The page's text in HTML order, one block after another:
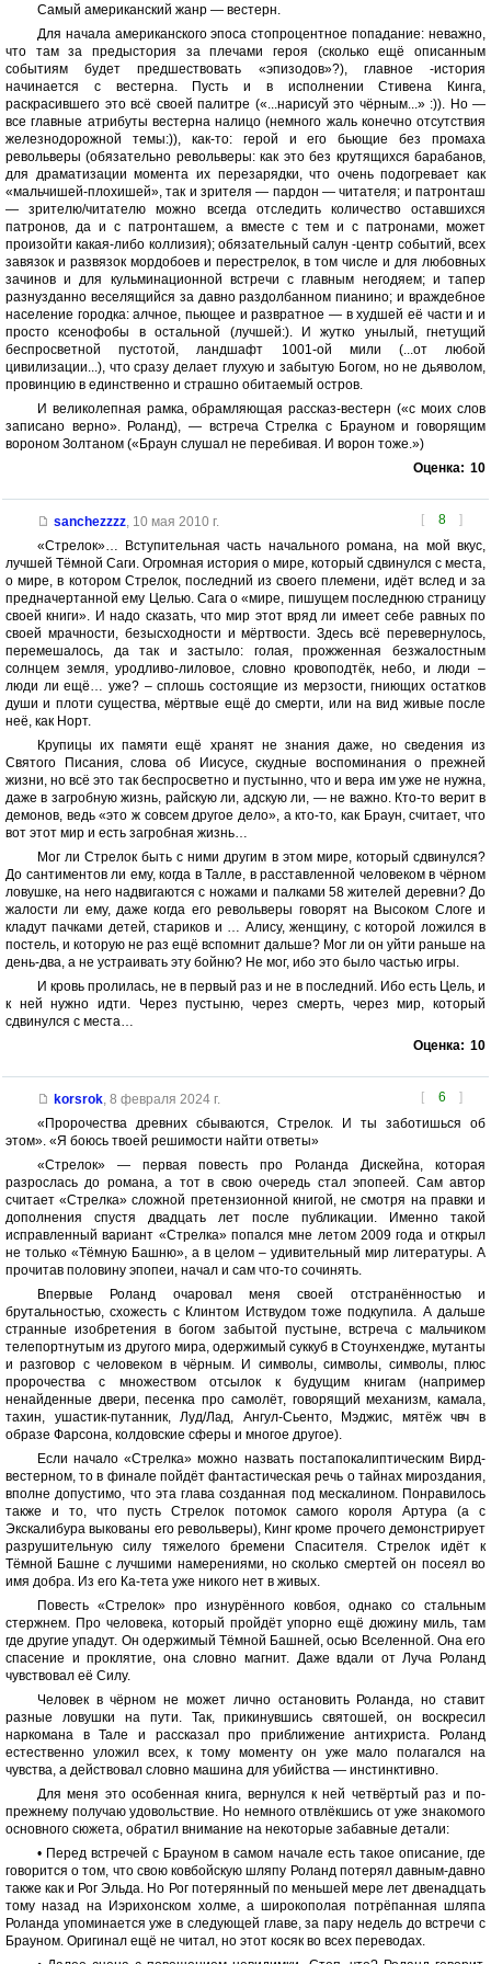
Самый американский жанр — вестерн.
Для начала американского эпоса стопроцентное попадание: неважно,
что там за предыстория за плечами героя (сколько ещё описанным
событиям будет предшествовать «эпизодов»?), главное -история
начинается с вестерна. Пусть и в исполнении Стивена Кинга,
раскрасившего это всё своей палитре («...нарисуй это чёрным...» :)). Но —
все главные атрибуты вестерна налицо (немного жаль конечно отсутствия
железнодорожной темы:)), как-то: герой и его бьющие без промаха
револьверы (обязательно револьверы: как это без крутящихся барабанов,
для драматизации момента их перезарядки, что очень подогревает как
«мальчишей-плохишей», так и зрителя — пардон — читателя; и патронташ
— зрителю/читателю можно всегда отследить количество оставшихся
патронов, да и с патронташем, а вместе с тем и с патронами, может
произойти какая-либо коллизия); обязательный салун -центр событий, всех
завязок и развязок мордобоев и перестрелок, в том числе и для любовных
зачинов и для кульминационной встречи с главным негодяем; и тапер
разнузданно веселящийся за давно раздолбанном пианино; и враждебное
население городка: алчное, пьющее и развратное — в худшей её части и и
просто ксенофобы в остальной (лучшей:). И жутко унылый, гнетущий
беспросветной пустотой, ландшафт 1001-ой мили (...от любой
цивилизации...), что сразу делает глухую и забытую Богом, но не дьяволом,
провинцию в единственно и страшно обитаемый остров.
И великолепная рамка, обрамляющая рассказ-вестерн («с моих слов
записано верно». Роланд), — встреча Стрелка с Брауном и говорящим
вороном Золтаном («Браун слушал не перебивая. И ворон тоже.»)
Оценка: 10
[ 8 ]
sanchezzzz, 10 мая 2010 г.
«Стрелок»… Вступительная часть начального романа, на мой вкус,
лучшей Тёмной Саги. Огромная история о мире, который сдвинулся с места,
о мире, в котором Стрелок, последний из своего племени, идёт вслед и за
предначертанной ему Целью. Сага о «мире, пишущем последнюю страницу
своей книги». И надо сказать, что мир этот вряд ли имеет себе равных по
своей мрачности, безысходности и мёртвости. Здесь всё перевернулось,
перемешалось, да так и застыло: голая, прожженная безжалостным
солнцем земля, уродливо-лиловое, словно кровоподтёк, небо, и люди –
люди ли ещё… уже? – сплошь состоящие из мерзости, гниющих остатков
души и плоти существа, мёртвые ещё до смерти, или на вид живые после
неё, как Норт.
Крупицы их памяти ещё хранят не знания даже, но сведения из
Святого Писания, слова об Иисусе, скудные воспоминания о прежней
жизни, но всё это так беспросветно и пустынно, что и вера им уже не нужна,
даже в загробную жизнь, райскую ли, адскую ли, — не важно. Кто-то верит в
демонов, ведь «это ж совсем другое дело», а кто-то, как Браун, считает, что
вот этот мир и есть загробная жизнь…
Мог ли Стрелок быть с ними другим в этом мире, который сдвинулся?
До сантиментов ли ему, когда в Талле, в расставленной человеком в чёрном
ловушке, на него надвигаются с ножами и палками 58 жителей деревни? До
жалости ли ему, даже когда его револьверы говорят на Высоком Слоге и
кладут пачками детей, стариков и … Алису, женщину, с которой ложился в
постель, и которую не раз ещё вспомнит дальше? Мог ли он уйти раньше на
день-два, а не устраивать эту бойню? Не мог, ибо это было частью игры.
И кровь пролилась, не в первый раз и не в последний. Ибо есть Цель, и
к ней нужно идти. Через пустыню, через смерть, через мир, который
сдвинулся с места…
Оценка: 10
[ 6 ]
korsrok, 8 февраля 2024 г.
«Пророчества древних сбываются, Стрелок. И ты заботишься об
этом». «Я боюсь твоей решимости найти ответы»
«Стрелок» — первая повесть про Роланда Дискейна, которая
разрослась до романа, а тот в свою очередь стал эпопеей. Сам автор
считает «Стрелка» сложной претензионной книгой, не смотря на правки и
дополнения спустя двадцать лет после публикации. Именно такой
исправленный вариант «Стрелка» попался мне летом 2009 года и открыл
не только «Тёмную Башню», а в целом – удивительный мир литературы. А
прочитав половину эпопеи, начал и сам что-то сочинять.
Впервые Роланд очаровал меня своей отстранённостью и
брутальностью, схожесть с Клинтом Иствудом тоже подкупила. А дальше
странные изобретения в богом забытой пустыне, встреча с мальчиком
телепортнутым из другого мира, одержимый суккуб в Стоунхендже, мутанты
и разговор с человеком в чёрным. И символы, символы, символы, плюс
пророчества с множеством отсылок к будущим книгам (например
ненайденные двери, песенка про самолёт, говорящий механизм, камала,
тахин, ушастик-путанник, Луд/Лад, Ангул-Сьенто, Мэджис, мятёж чвч в
образе Фарсона, колдовские сферы и многое другое).
Если начало «Стрелка» можно назвать постапокалиптическим Вирд-
вестерном, то в финале пойдёт фантастическая речь о тайнах мироздания,
вполне допустимо, что эта глава созданная под мескалином. Понравилось
также и то, что пусть Стрелок потомок самого короля Артура (а с
Экскалибура выкованы его револьверы), Кинг кроме прочего демонстрирует
разрушительную силу тяжелого бремени Спасителя. Стрелок идёт к
Тёмной Башне с лучшими намерениями, но сколько смертей он посеял во
имя добра. Из его Ка-тета уже никого нет в живых.
Повесть «Стрелок» про изнурённого ковбоя, однако со стальным
стержнем. Про человека, который пройдёт упорно ещё дюжину миль, там
где другие упадут. Он одержимый Тёмной Башней, осью Вселенной. Она его
спасение и проклятие, она словно магнит. Даже вдали от Луча Роланд
чувствовал её Силу.
Человек в чёрном не может лично остановить Роланда, но ставит
разные ловушки на пути. Так, прикинувшись святошей, он воскресил
наркомана в Тале и рассказал про приближение антихриста. Роланд
естественно уложил всех, к тому моменту он уже мало полагался на
чувства, а действовал словно машина для убийства — инстинктивно.
Для меня это особенная книга, вернулся к ней четвёртый раз и по-
прежнему получаю удовольствие. Но немного отвлёкшись от уже знакомого
основного сюжета, обратил внимание на некоторые забавные детали:
• Перед встречей с Брауном в самом начале есть такое описание, где
говорится о том, что свою ковбойскую шляпу Роланд потерял давным-давно
также как и Рог Эльда. Но Рог потерянный по меньшей мере лет двенадцать
тому назад на Иэрихонском холме, а широкополая потрёпанная шляпа
Роланда упоминается уже в следующей главе, за пару недель до встречи с
Брауном. Оригинал ещё не читал, но этот косяк во всех переводах.